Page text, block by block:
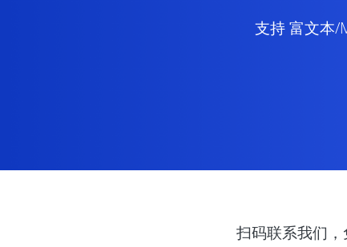
支持 富文本/
扫码联系我们，